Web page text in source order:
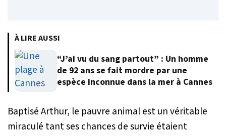
À LIRE AUSSI
“J’ai vu du sang partout” : Un homme
de 92 ans se fait mordre par une
espèce inconnue dans la mer à Cannes
Baptisé Arthur, le pauvre animal est un véritable
miraculé tant ses chances de survie étaient